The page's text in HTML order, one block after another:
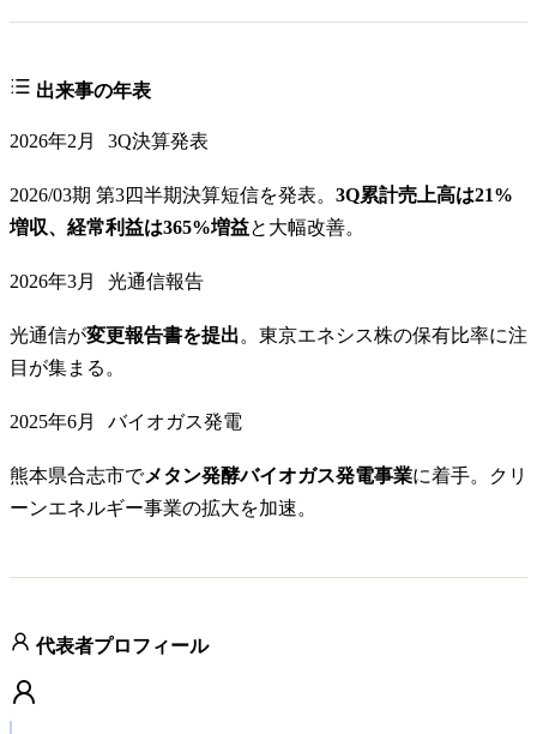
出来事の年表
2026年2月 3Q決算発表
2026/03期 第3四半期決算短信を発表。 3Q累計売上高は21%
増収、経常利益は365%増益と大幅改善。
2026年3月 光通信報告
光通信が変更報告書を提出。東京エネシス株の保有比率に注
目が集まる。
2025年6月 バイオガス発電
熊本県合志市でメタン発酵バイオガス発電事業に着手。クリ
ーンエネルギー事業の拡大を加速。
代表者プロフィール